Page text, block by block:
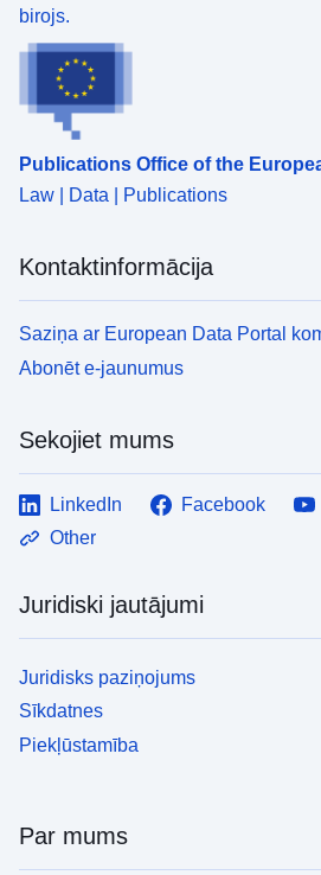
birojs.
Publications Office of the
Law | Data | Publications
Kontaktinformācija
Saziņa ar European Data Portal
Abonēt e-jaunumus
Sekojiet mums
LinkedIn Facebook
Other
Juridiski jautājumi
Juridisks paziņojums
Sīkdatnes
Piekļūstamība
Par mums